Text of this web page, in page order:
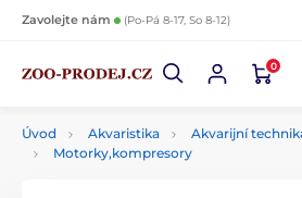
Zavolejte nám (Po-Pá 8-17, So 8-12)
0
Úvod Akvaristika Akvarijní
Motorky,kompresory